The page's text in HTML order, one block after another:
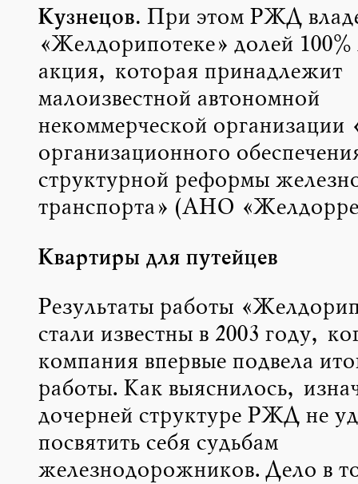
Кузнецов. При этом РЖД
«Желдорипотеке» долей 100%
акция, которая принадлежит
малоизвестной автономной
некоммерческой организации
организационного
структурной реформы
транспорта» (АНО
Квартиры для путейцев
Результаты работы
стали известны в 2003 году,
компания впервые подвела
работы. Как выяснилось,
дочерней структуре РЖД не
посвятить себя судьбам
железнодорожников. Дело в